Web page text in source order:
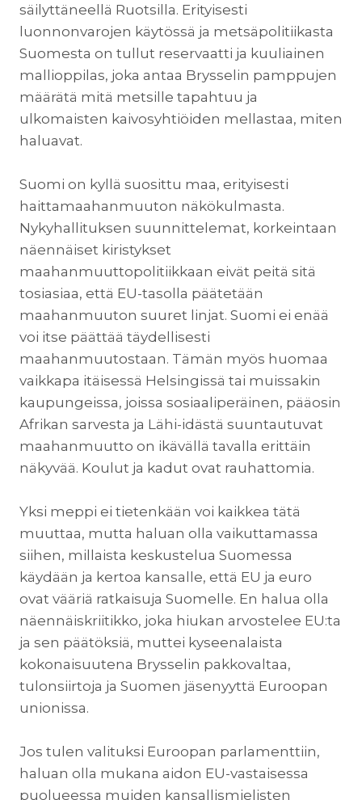
säilyttäneellä Ruotsilla. Erityisesti
luonnonvarojen käytössä ja metsäpolitiikasta
Suomesta on tullut reservaatti ja kuuliainen
mallioppilas, joka antaa Brysselin pamppujen
määrätä mitä metsille tapahtuu ja
ulkomaisten kaivosyhtiöiden mellastaa, miten
haluavat.
Suomi on kyllä suosittu maa, erityisesti
haittamaahanmuuton näkökulmasta.
Nykyhallituksen suunnittelemat, korkeintaan
näennäiset kiristykset
maahanmuuttopolitiikkaan eivät peitä sitä
tosiasiaa, että EU-tasolla päätetään
maahanmuuton suuret linjat. Suomi ei enää
voi itse päättää täydellisesti
maahanmuutostaan. Tämän myös huomaa
vaikkapa itäisessä Helsingissä tai muissakin
kaupungeissa, joissa sosiaaliperäinen, pääosin
Afrikan sarvesta ja Lähi-idästä suuntautuvat
maahanmuutto on ikävällä tavalla erittäin
näkyvää. Koulut ja kadut ovat rauhattomia.
Yksi meppi ei tietenkään voi kaikkea tätä
muuttaa, mutta haluan olla vaikuttamassa
siihen, millaista keskustelua Suomessa
käydään ja kertoa kansalle, että EU ja euro
ovat vääriä ratkaisuja Suomelle. En halua olla
näennäiskriitikko, joka hiukan arvostelee EU:ta
ja sen päätöksiä, muttei kyseenalaista
kokonaisuutena Brysselin pakkovaltaa,
tulonsiirtoja ja Suomen jäsenyyttä Euroopan
unionissa.
Jos tulen valituksi Euroopan parlamenttiin,
haluan olla mukana aidon EU-vastaisessa
puolueessa muiden kansallismielisten